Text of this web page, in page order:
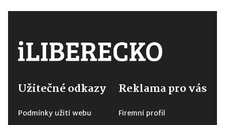
Užitečné odkazy
Podmínky užití webu
Reklama pro vás
Firemní profil